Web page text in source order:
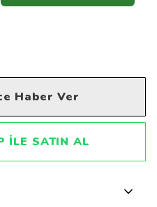
Haber Ver
ILE SATIN AL